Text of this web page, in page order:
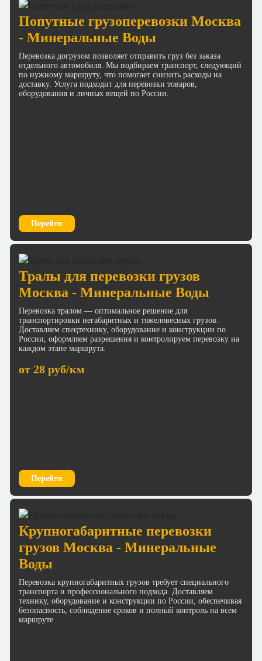
Попутные грузоперевозки Москва
- Минеральные Воды
Перевозка догрузом позволяет отправить груз без заказа
отдельного автомобиля. Мы подбираем транспорт, следующий
по нужному маршруту, что помогает снизить расходы на
доставку. Услуга подходит для перевозки товаров,
оборудования и личных вещей по России.
Перейти
Тралы для перевозки грузов
Москва - Минеральные Воды
Перевозка тралом — оптимальное решение для
транспортировки негабаритных и тяжеловесных грузов.
Доставляем спецтехнику, оборудование и конструкции по
России, оформляем разрешения и контролируем перевозку на
каждом этапе маршрута.
от 28 руб/км
Перейти
Крупногабаритные перевозки
грузов Москва - Минеральные
Воды
Перевозка крупногабаритных грузов требует специального
транспорта и профессионального подхода. Доставляем
технику, оборудование и конструкции по России, обеспечивая
безопасность, соблюдение сроков и полный контроль на всем
маршруте.